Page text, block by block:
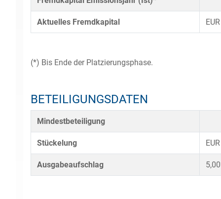
Aktuelles Fremdkapital
(*) Bis Ende der Platzierungsphase.
BETEILIGUNGSDATEN
Mindestbeteiligung
Stückelung
Ausgabeaufschlag